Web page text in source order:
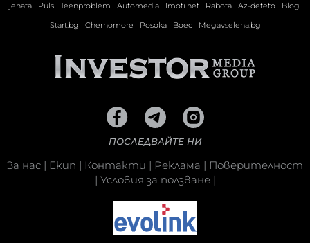
jenata
Puls Teenproblem Automedia Imoti.net Rabota Az-deteto
Blog
Start.bg
Chernomore Posoka Boec Megavselena.bg
ПОСЛЕДВАЙТЕ НИ
За нас | Екип | Контакти | Реклама | Поверителност
| Условия за ползване|